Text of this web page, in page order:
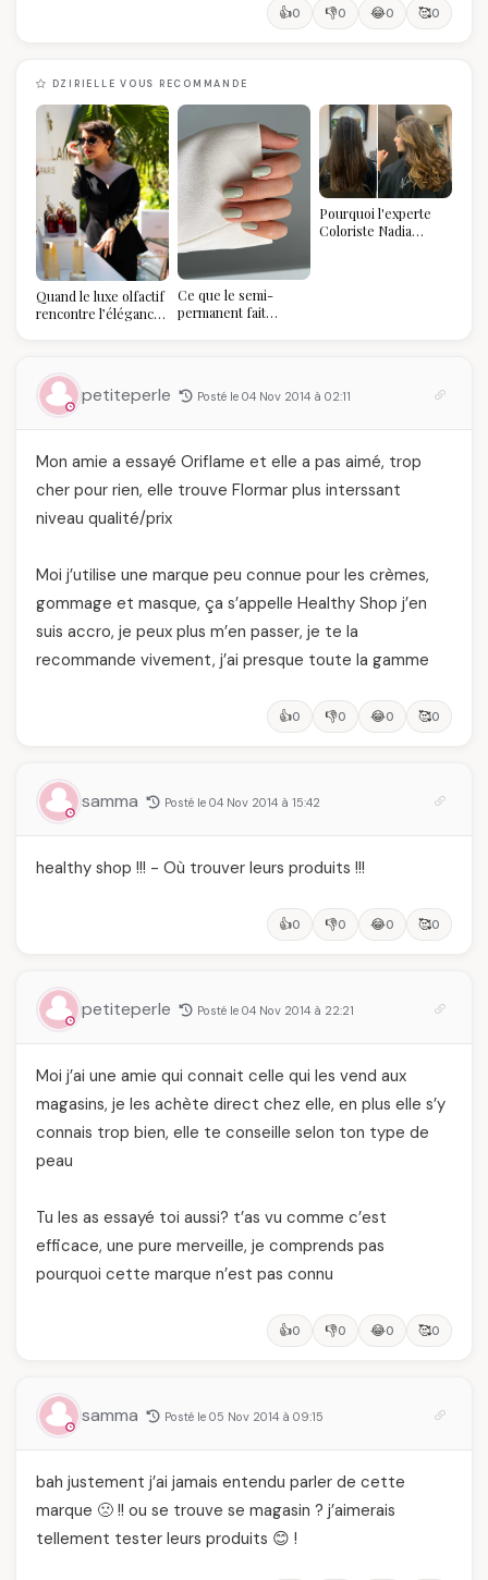
👍0 👎0 😂0 🥰0
DZIRIELLE VOUS RECOMMANDE
Quand le luxe olfactif
rencontre l’élégance
temps
Ce que le semi-
permanent fait
Pourquoi l'experte
Coloriste Nadia
petiteperle Posté le 04 Nov 2014 à 02:11
Mon amie a essayé Oriflame et elle a pas aimé, trop
cher pour rien, elle trouve Flormar plus interssant
niveau qualité/prix
Moi j’utilise une marque peu connue pour les crèmes,
gommage et masque, ça s’appelle Healthy Shop j’en
suis accro, je peux plus m’en passer, je te la
recommande vivement, j’ai presque toute la gamme
👍0 👎0 😂0 🥰0
samma Posté le 04 Nov 2014 à 15:42
healthy shop !!! - Où trouver leurs produits !!!
👍0 👎0 😂0 🥰0
petiteperle Posté le 04 Nov 2014 à 22:21
Moi j’ai une amie qui connait celle qui les vend aux
magasins, je les achète direct chez elle, en plus elle s’y
connais trop bien, elle te conseille selon ton type de
peau
Tu les as essayé toi aussi? t’as vu comme c’est
efficace, une pure merveille, je comprends pas
pourquoi cette marque n’est pas connu
👍0 👎0 😂0 🥰0
samma Posté le 05 Nov 2014 à 09:15
bah justement j’ai jamais entendu parler de cette
marque 🙁 !! ou se trouve se magasin ? j’aimerais
tellement tester leurs produits 😊 !